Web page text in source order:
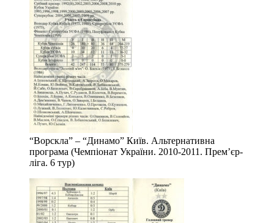
“Ворскла” – “Динамо” Київ. Альтернативна
програма (Чемпіонат України. 2010-2011. Прем’єр-
ліга. 6 тур)